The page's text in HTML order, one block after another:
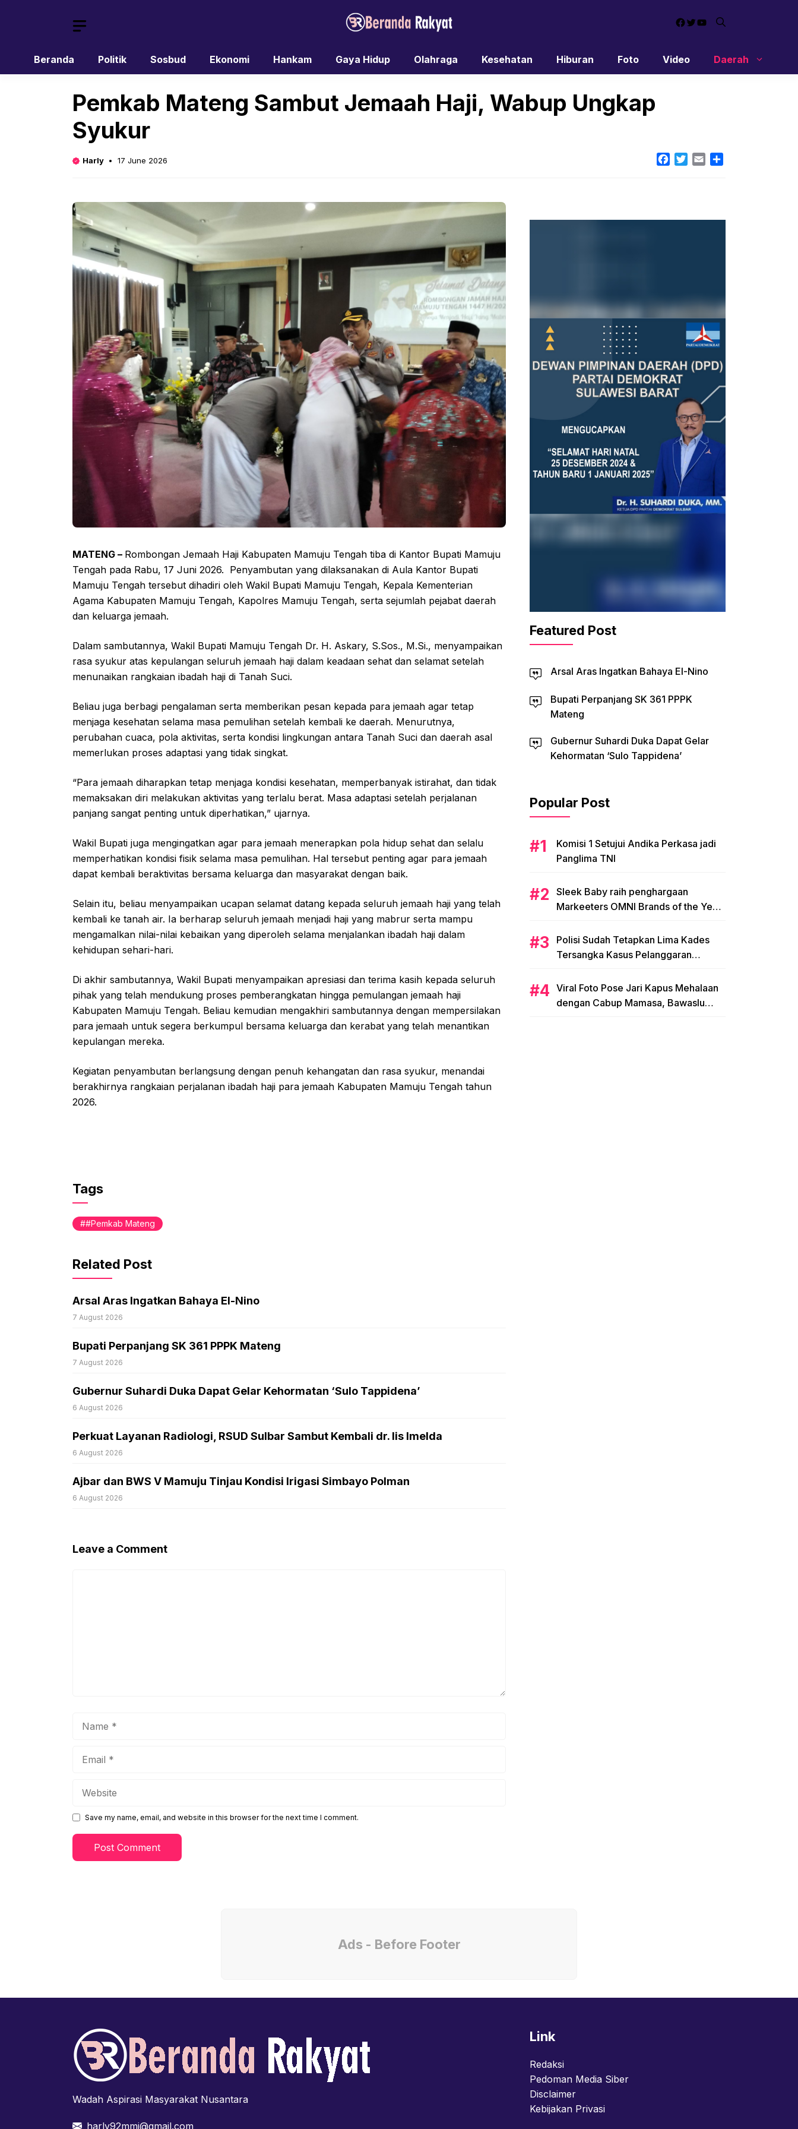
Facebook
Twitter
YouTube
Beranda Politik Sosbud Ekonomi Hankam Gaya Hidup Olahraga Kesehatan Hiburan Foto Video Daerah
Pemkab Mateng Sambut Jemaah Haji, Wabup Ungkap
Syukur
Harly 17 June 2026 Facebook
TwitterEmail
MATENG – Rombongan Jemaah Haji Kabupaten Mamuju Tengah tiba di Kantor Bupati Mamuju
Tengah pada Rabu, 17 Juni 2026. Penyambutan yang dilaksanakan di Aula Kantor Bupati
Mamuju Tengah tersebut dihadiri oleh Wakil Bupati Mamuju Tengah, Kepala Kementerian
Agama Kabupaten Mamuju Tengah, Kapolres Mamuju Tengah, serta sejumlah pejabat daerah
dan keluarga jemaah.
Dalam sambutannya, Wakil Bupati Mamuju Tengah Dr. H. Askary, S.Sos., M.Si., menyampaikan
rasa syukur atas kepulangan seluruh jemaah haji dalam keadaan sehat dan selamat setelah
menunaikan rangkaian ibadah haji di Tanah Suci.
Beliau juga berbagi pengalaman serta memberikan pesan kepada para jemaah agar tetap
menjaga kesehatan selama masa pemulihan setelah kembali ke daerah. Menurutnya,
perubahan cuaca, pola aktivitas, serta kondisi lingkungan antara Tanah Suci dan daerah asal
memerlukan proses adaptasi yang tidak singkat.
“Para jemaah diharapkan tetap menjaga kondisi kesehatan, memperbanyak istirahat, dan tidak
memaksakan diri melakukan aktivitas yang terlalu berat. Masa adaptasi setelah perjalanan
panjang sangat penting untuk diperhatikan,” ujarnya.
Wakil Bupati juga mengingatkan agar para jemaah menerapkan pola hidup sehat dan selalu
memperhatikan kondisi fisik selama masa pemulihan. Hal tersebut penting agar para jemaah
dapat kembali beraktivitas bersama keluarga dan masyarakat dengan baik.
Selain itu, beliau menyampaikan ucapan selamat datang kepada seluruh jemaah haji yang telah
kembali ke tanah air. Ia berharap seluruh jemaah menjadi haji yang mabrur serta mampu
mengamalkan nilai-nilai kebaikan yang diperoleh selama menjalankan ibadah haji dalam
kehidupan sehari-hari.
Di akhir sambutannya, Wakil Bupati menyampaikan apresiasi dan terima kasih kepada seluruh
pihak yang telah mendukung proses pemberangkatan hingga pemulangan jemaah haji
Kabupaten Mamuju Tengah. Beliau kemudian mengakhiri sambutannya dengan mempersilakan
para jemaah untuk segera berkumpul bersama keluarga dan kerabat yang telah menantikan
kepulangan mereka.
Kegiatan penyambutan berlangsung dengan penuh kehangatan dan rasa syukur, menandai
berakhirnya rangkaian perjalanan ibadah haji para jemaah Kabupaten Mamuju Tengah tahun
2026.
Tags
#Pemkab Mateng
Related Post
Arsal Aras Ingatkan Bahaya El-Nino
7 August 2026
Bupati Perpanjang SK 361 PPPK Mateng
7 August 2026
Gubernur Suhardi Duka Dapat Gelar Kehormatan ‘Sulo Tappidena’
6 August 2026
Perkuat Layanan Radiologi, RSUD Sulbar Sambut Kembali dr. Iis Imelda
6 August 2026
Ajbar dan BWS V Mamuju Tinjau Kondisi Irigasi Simbayo Polman
6 August 2026
Leave a Comment
Save my name, email, and website in this browser for the next time I comment.
Featured Post
Arsal Aras Ingatkan Bahaya El-Nino
Bupati Perpanjang SK 361 PPPK
Mateng
Gubernur Suhardi Duka Dapat Gelar
Kehormatan ‘Sulo Tappidena’
Popular Post
Komisi 1 Setujui Andika Perkasa jadi
Panglima TNI
Sleek Baby raih penghargaan
Markeeters OMNI Brands of the Year
Polisi Sudah Tetapkan Lima Kades
Tersangka Kasus Pelanggaran
Viral Foto Pose Jari Kapus Mehalaan
dengan Cabup Mamasa, Bawaslu
Ads - Before Footer
Wadah Aspirasi Masyarakat Nusantara
harly92mmj@gmail.com
Link
Redaksi
Pedoman Media Siber
Disclaimer
Kebijakan Privasi